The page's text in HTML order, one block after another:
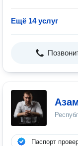
Ещё 14 услуг
Паспорт